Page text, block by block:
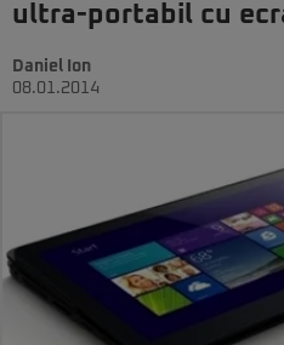
ultra-portabil cu
Daniel Ion
08.01.2014